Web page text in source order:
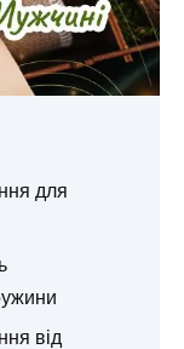
для
від